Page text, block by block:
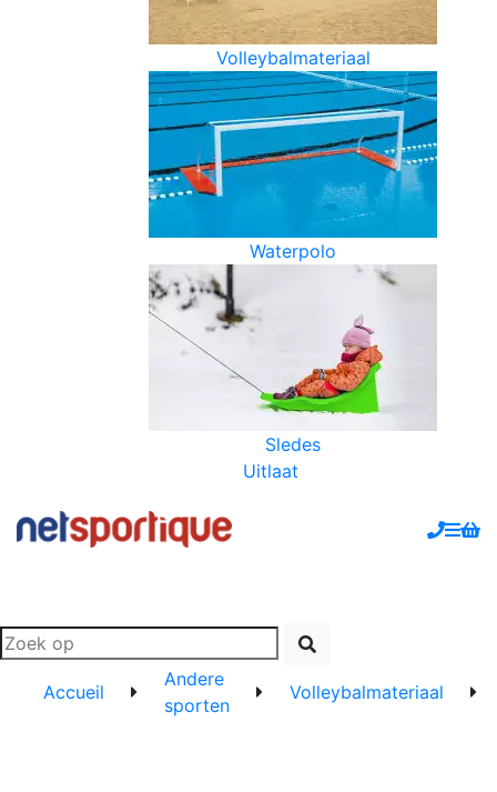
Volleybalmateriaal
Waterpolo
Sledes
Uitlaat
Accueil
Andere
sporten
Volleybalmateriaal